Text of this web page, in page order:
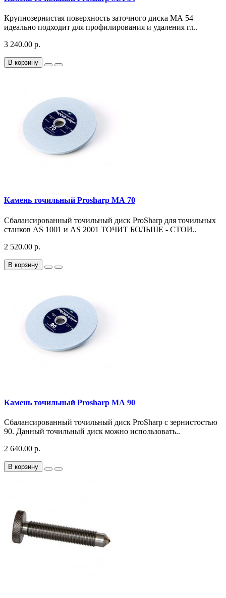
Крупнозернистая поверхность заточного диска МА 54
идеально подходит для профилирования и удаления гл..
3 240.00 р.
В корзину
Камень точильный Prosharp МА 70
Сбалансированный точильный диск ProSharp для точильных
станков AS 1001 и AS 2001 ТОЧИТ БОЛЬШЕ - СТОИ..
2 520.00 р.
В корзину
Камень точильный Prosharp МА 90
Сбалансированный точильный диск ProSharp с зернистостью
90. Данный точильный диск можно использовать..
2 640.00 р.
В корзину